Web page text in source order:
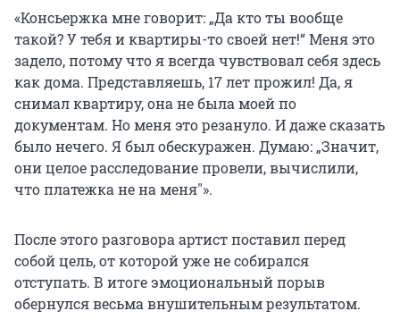
«Консьержка мне говорит: „Да кто ты вообще
такой? У тебя и квартиры-то своей нет!“ Меня это
задело, потому что я всегда чувствовал себя здесь
как дома. Представляешь, 17 лет прожил! Да, я
снимал квартиру, она не была моей по
документам. Но меня это резануло. И даже сказать
было нечего. Я был обескуражен. Думаю: „Значит,
они целое расследование провели, вычислили,
что платежка не на меня"».
После этого разговора артист поставил перед
собой цель, от которой уже не собирался
отступать. В итоге эмоциональный порыв
обернулся весьма внушительным результатом.